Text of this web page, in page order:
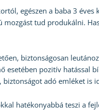
egészen a baba 3 éves
tud produkálni.
biztonságosan
esetében pozitív hatással
biztonságot adó emléket is
hatékonyabbá teszi a